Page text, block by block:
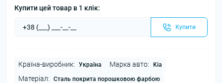
Купити цей товар в 1 клік:
Купити
Країна-виробник: Україна Марка авто: Kia
Матеріал: Сталь покрита порошковою фарбою